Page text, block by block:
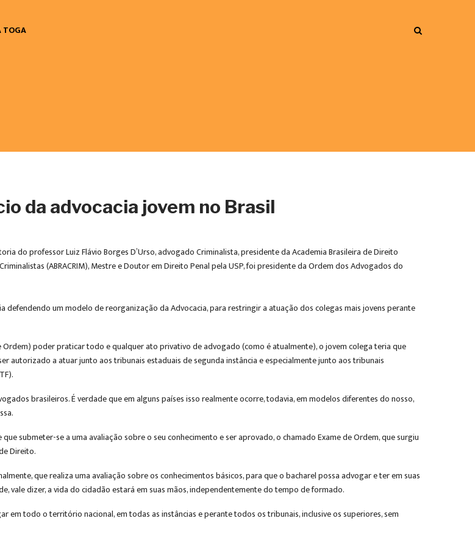
TOGA
da advocacia jovem no Brasil
do professor Luiz Flávio Borges D’Urso, advogado Criminalista, presidente da Academia Brasileira de Direito
(ABRACRIM), Mestre e Doutor em Direito Penal pela USP, foi presidente da Ordem dos Advogados do
um modelo de reorganização da Advocacia, para restringir a atuação dos colegas mais jovens perante
poder praticar todo e qualquer ato privativo de advogado (como é atualmente), o jovem colega teria que
autorizado a atuar junto aos tribunais estaduais de segunda instância e especialmente junto aos tribunais
brasileiros. É verdade que em alguns países isso realmente ocorre, todavia, em modelos diferentes do nosso,
submeter-se a uma avaliação sobre o seu conhecimento e ser aprovado, o chamado Exame de Ordem, que surgiu
Direito.
que realiza uma avaliação sobre os conhecimentos básicos, para que o bacharel possa advogar e ter em suas
vale dizer, a vida do cidadão estará em suas mãos, independentemente do tempo de formado.
em todo o território nacional, em todas as instâncias e perante todos os tribunais, inclusive os superiores, sem